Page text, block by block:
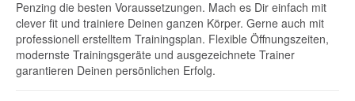
Penzing die besten Voraussetzungen. Mach es Dir einfach mit
clever fit und trainiere Deinen ganzen Körper. Gerne auch mit
professionell erstelltem Trainingsplan. Flexible Öffnungszeiten,
modernste Trainingsgeräte und ausgezeichnete Trainer
garantieren Deinen persönlichen Erfolg.